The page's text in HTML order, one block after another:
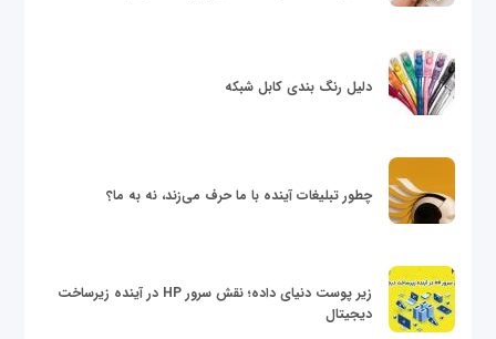
دلیل رنگ بندی کابل شبکه
چطور تبلیغات آینده با ما حرف می‌زند، نه به ما؟
زیر پوست دنیای داده؛ نقش سرور HP در آینده زیرساخت
دیجیتال